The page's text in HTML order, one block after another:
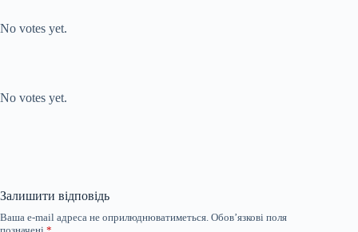
No votes yet.
No votes yet.
Залишити відповідь
Ваша e-mail адреса не оприлюднюватиметься. Обов’язкові поля